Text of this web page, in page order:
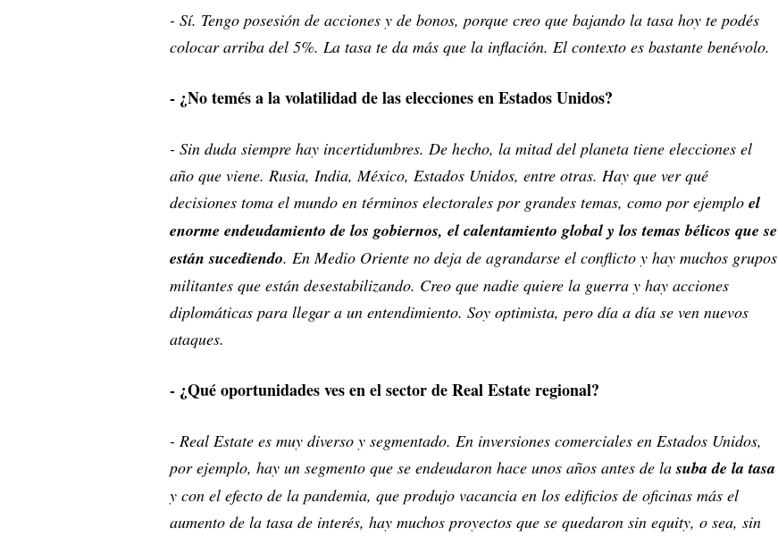
- Sí. Tengo posesión de acciones y de bonos, porque creo que bajando la tasa hoy te podés
colocar arriba del 5%. La tasa te da más que la inflación. El contexto es bastante benévolo.
- ¿No temés a la volatilidad de las elecciones en Estados Unidos?
- Sin duda siempre hay incertidumbres. De hecho, la mitad del planeta tiene elecciones el
año que viene. Rusia, India, México, Estados Unidos, entre otras. Hay que ver qué
decisiones toma el mundo en términos electorales por grandes temas, como por ejemplo el
enorme endeudamiento de los gobiernos, el calentamiento global y los temas bélicos que se
están sucediendo. En Medio Oriente no deja de agrandarse el conflicto y hay muchos grupos
militantes que están desestabilizando. Creo que nadie quiere la guerra y hay acciones
diplomáticas para llegar a un entendimiento. Soy optimista, pero día a día se ven nuevos
ataques.
- ¿Qué oportunidades ves en el sector de Real Estate regional?
- Real Estate es muy diverso y segmentado. En inversiones comerciales en Estados Unidos,
por ejemplo, hay un segmento que se endeudaron hace unos años antes de lasuba de la tasa
y con el efecto de la pandemia, que produjo vacancia en los edificios de oficinas más el
aumento de la tasa de interés, hay muchos proyectos que se quedaron sin equity, o sea, sin